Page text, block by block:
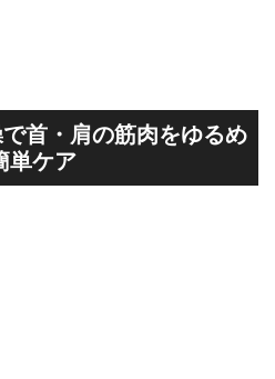
首・肩の筋肉をゆるめ
単ケア